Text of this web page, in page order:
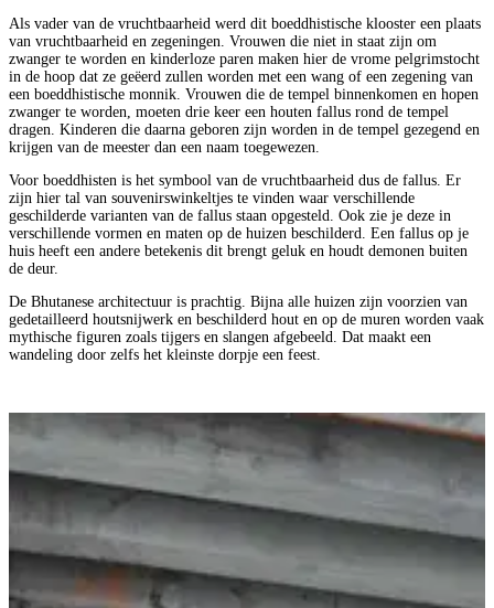
Als vader van de vruchtbaarheid werd dit boeddhistische klooster een plaats
van vruchtbaarheid en zegeningen. Vrouwen die niet in staat zijn om
zwanger te worden en kinderloze paren maken hier de vrome pelgrimstocht
in de hoop dat ze geëerd zullen worden met een wang of een zegening van
een boeddhistische monnik. Vrouwen die de tempel binnenkomen en hopen
zwanger te worden, moeten drie keer een houten fallus rond de tempel
dragen. Kinderen die daarna geboren zijn worden in de tempel gezegend en
krijgen van de meester dan een naam toegewezen.
Voor boeddhisten is het symbool van de vruchtbaarheid dus de fallus. Er
zijn hier tal van souvenirswinkeltjes te vinden waar verschillende
geschilderde varianten van de fallus staan opgesteld. Ook zie je deze in
verschillende vormen en maten op de huizen beschilderd. Een fallus op je
huis heeft een andere betekenis dit brengt geluk en houdt demonen buiten
de deur.
De Bhutanese architectuur is prachtig. Bijna alle huizen zijn voorzien van
gedetailleerd houtsnijwerk en beschilderd hout en op de muren worden vaak
mythische figuren zoals tijgers en slangen afgebeeld. Dat maakt een
wandeling door zelfs het kleinste dorpje een feest.